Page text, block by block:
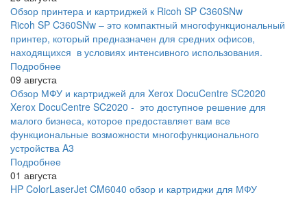
Обзор принтера и картриджей к Ricoh SP C360SNw
Ricoh SP C360SNw – это компактный многофункциональный
принтер, который предназначен для средних офисов,
находящихся в условиях интенсивного использования.
Подробнее
09 августа
Обзор МФУ и картриджей для Xerox DocuCentre SC2020
Xerox DocuCentre SC2020 - это доступное решение для
малого бизнеса, которое предоставляет вам все
функциональные возможности многофункционального
устройства A3
Подробнее
01 августа
HP ColorLaserJet CM6040 обзор и картриджи для МФУ